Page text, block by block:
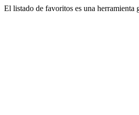
El listado de favoritos es una herramienta